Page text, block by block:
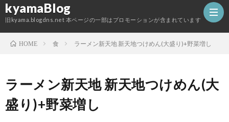
kyamaBlog
旧kyama.blogdns.net 本ページの一部はプロモーションが含まれています
HOME 食 ラーメン新天地 新天地つけめん(大盛り)+野菜増し
ラーメン新天地 新天地つけめん(大
盛り)+野菜増し